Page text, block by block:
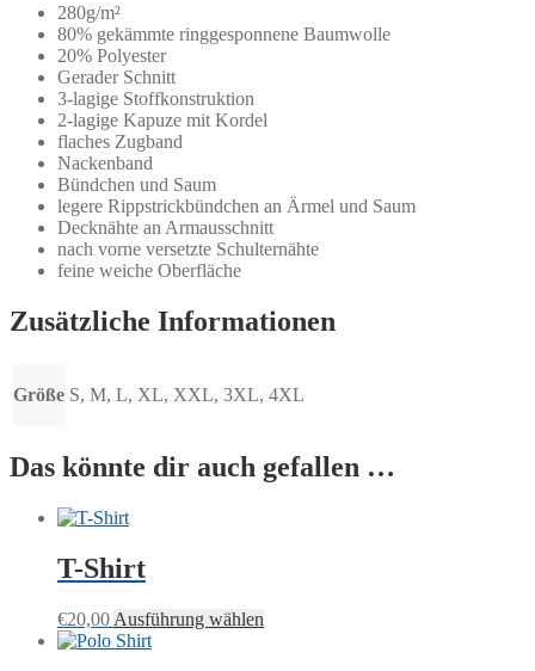
280g/m²
80% gekämmte ringgesponnene Baumwolle
20% Polyester
Gerader Schnitt
3-lagige Stoffkonstruktion
2-lagige Kapuze mit Kordel
flaches Zugband
Nackenband
Bündchen und Saum
legere Rippstrickbündchen an Ärmel und Saum
Decknähte an Armausschnitt
nach vorne versetzte Schulternähte
feine weiche Oberfläche
Zusätzliche Informationen
Größe S, M, L, XL, XXL, 3XL, 4XL
Das könnte dir auch gefallen …
T-Shirt
€20,00 Ausführung wählen